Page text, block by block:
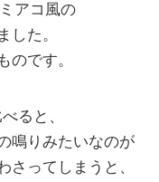
アコ風の
した。
のです。
ると、
鳴りみたいなのが
さってしまうと、